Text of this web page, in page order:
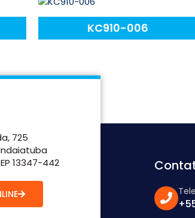
KC910-006
725
13347-442